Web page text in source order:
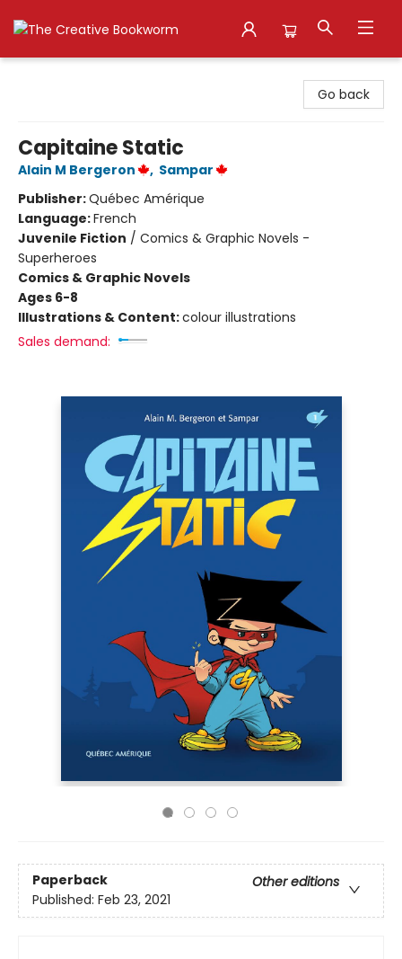
Go back
Capitaine Static
Alain M Bergeron , Sampar
Publisher:Québec Amérique
Language:French
Juvenile Fiction / Comics & Graphic Novels -
Superheroes
Comics & Graphic Novels
Ages 6-8
Illustrations & Content:colour illustrations
Sales demand:
Paperback
Other editions
Published: Feb 23, 2021